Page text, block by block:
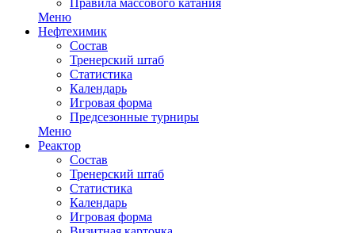
Правила массового катания
Меню
Нефтехимик
Состав
Тренерский штаб
Статистика
Календарь
Игровая форма
Предсезонные турниры
Меню
Реактор
Состав
Тренерский штаб
Статистика
Календарь
Игровая форма